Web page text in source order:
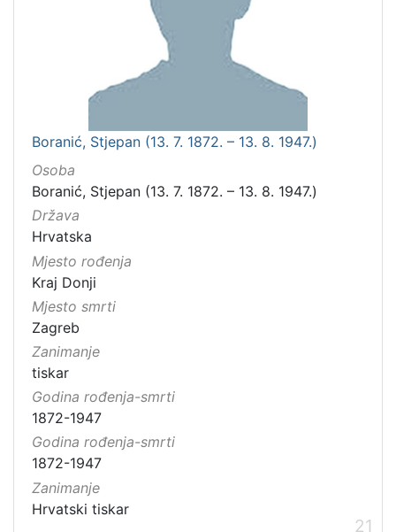
Boranić, Stjepan (13. 7. 1872. – 13. 8. 1947.)
Osoba
Boranić, Stjepan (13. 7. 1872. – 13. 8. 1947.)
Država
Hrvatska
Mjesto rođenja
Kraj Donji
Mjesto smrti
Zagreb
Zanimanje
tiskar
Godina rođenja-smrti
1872-1947
Godina rođenja-smrti
1872-1947
Zanimanje
Hrvatski tiskar
21